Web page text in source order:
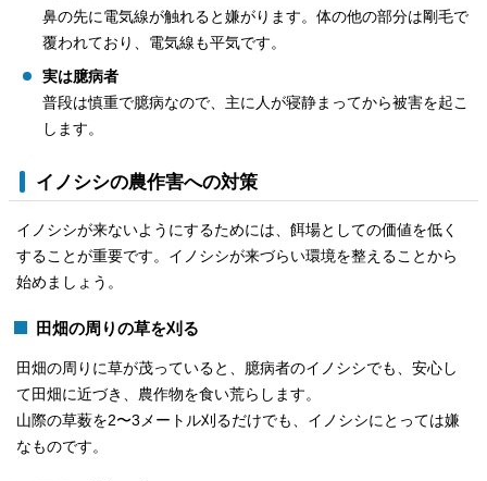
鼻の先に電気線が触れると嫌がります。体の他の部分は剛毛で
覆われており、電気線も平気です。
実は臆病者
普段は慎重で臆病なので、主に人が寝静まってから被害を起こ
します。
イノシシの農作害への対策
イノシシが来ないようにするためには、餌場としての価値を低く
することが重要です。イノシシが来づらい環境を整えることから
始めましょう。
田畑の周りの草を刈る
田畑の周りに草が茂っていると、臆病者のイノシシでも、安心し
て田畑に近づき、農作物を食い荒らします。
山際の草薮を2〜3メートル刈るだけでも、イノシシにとっては嫌
なものです。